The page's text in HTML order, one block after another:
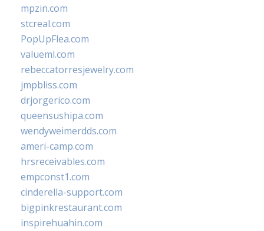
mpzin.com
stcreal.com
PopUpFlea.com
valueml.com
rebeccatorresjewelry.com
jmpbliss.com
drjorgerico.com
queensushipa.com
wendyweimerdds.com
ameri-camp.com
hrsreceivables.com
empconst1.com
cinderella-support.com
bigpinkrestaurant.com
inspirehuahin.com